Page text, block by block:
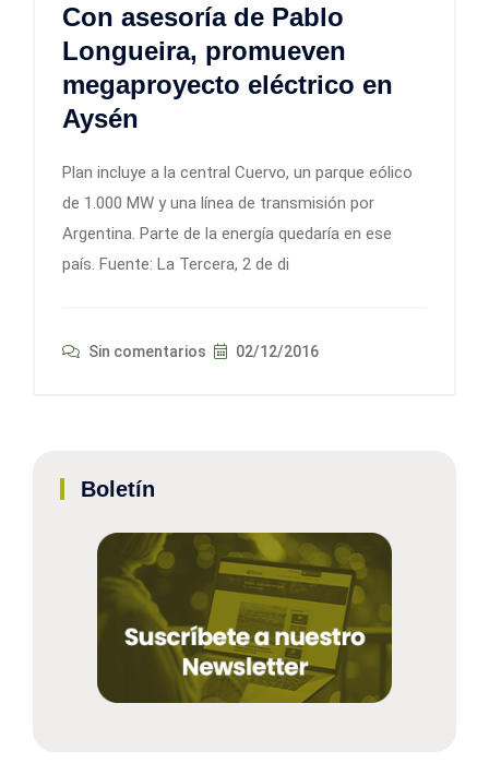
Con asesoría de Pablo
Longueira, promueven
megaproyecto eléctrico en
Aysén
Plan incluye a la central Cuervo, un parque eólico
de 1.000 MW y una línea de transmisión por
Argentina. Parte de la energía quedaría en ese
país. Fuente: La Tercera, 2 de di
Sin comentarios 02/12/2016
Boletín